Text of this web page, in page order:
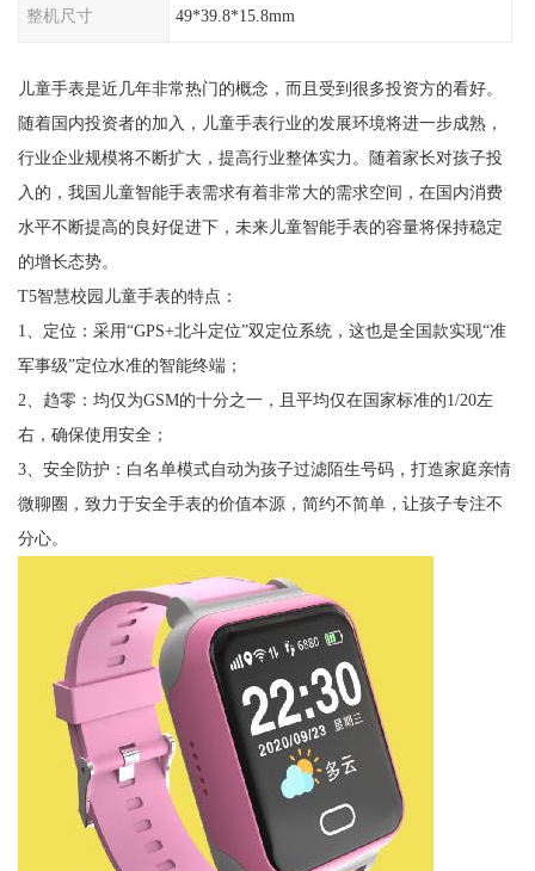
整机尺寸 49*39.8*15.8mm
儿童手表是近几年非常热门的概念，而且受到很多投资方的看好。
随着国内投资者的加入，儿童手表行业的发展环境将进一步成熟，
行业企业规模将不断扩大，提高行业整体实力。随着家长对孩子投
入的，我国儿童智能手表需求有着非常大的需求空间，在国内消费
水平不断提高的良好促进下，未来儿童智能手表的容量将保持稳定
的增长态势。
T5智慧校园儿童手表的特点：
1、定位：采用“GPS+北斗定位”双定位系统，这也是全国款实现“准
军事级”定位水准的智能终端；
2、趋零：均仅为GSM的十分之一，且平均仅在国家标准的1/20左
右，确保使用安全；
3、安全防护：白名单模式自动为孩子过滤陌生号码，打造家庭亲情
微聊圈，致力于安全手表的价值本源，简约不简单，让孩子专注不
分心。